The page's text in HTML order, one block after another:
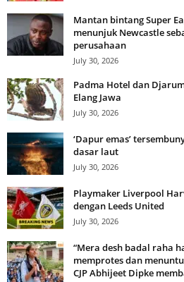
Mantan bintang Super
menunjuk Newcastle
perusahaan
July 30, 2026
Padma Hotel dan
Elang Jawa
July 30, 2026
‘Dapur emas’
dasar laut
July 30, 2026
Playmaker Liverpool
dengan Leeds United
July 30, 2026
“Mera desh badal raha
memprotes dan
CJP Abhijeet Dipke